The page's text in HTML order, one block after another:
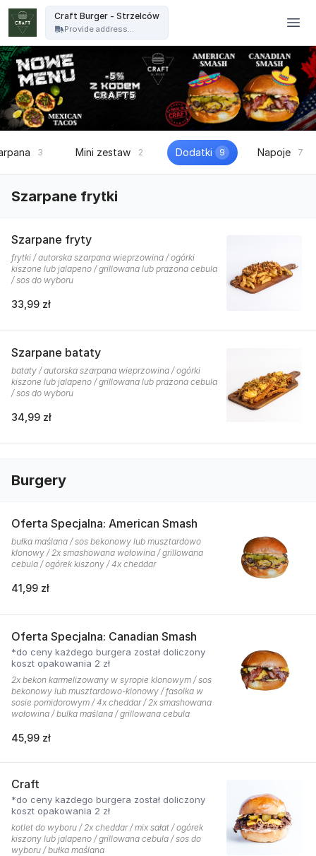
Craft Burger - Strzelców
Provide address...
3 Mini zestaw 2 Dodatki 9 Napoje 7
Szarpane frytki
Szarpane fryty
frytki / autorska szarpana wieprzowina / ogórki
kiszone lub jalapeno / grillowana lub prażona cebula
/ sos do wyboru
33,99 zł
Szarpane bataty
bataty / autorska szarpana wieprzowina / ogórki
kiszone lub jalapeno / grillowana lub prażona cebula
/ sos do wyboru
34,99 zł
Burgery
Oferta Specjalna: American Smash
bułka maślana / sos bekonowy lub musztardowo
klonowy / 2x smashowana wołowina / grillowana
cebula / ogórek kiszony / 4x cheddar
41,99 zł
Oferta Specjalna: Canadian Smash
*do ceny każdego burgera został doliczony
koszt opakowania 2 zł
2x bekon karmelizowany w syropie klonowym / sos
bekonowy lub musztardowo-klonowy / fasolka w
sosie pomidorowym / 4x cheddar / 2x smashowana
wołowina / bulka maślana / grillowana cebula
45,99 zł
Craft
*do ceny każdego burgera został doliczony
koszt opakowania 2 zł
kotlet do wyboru / 2x cheddar / mix sałat / ogórek
kiszony lub jalapeno / grillowana cebula / sos do
wyboru / bułka maślana